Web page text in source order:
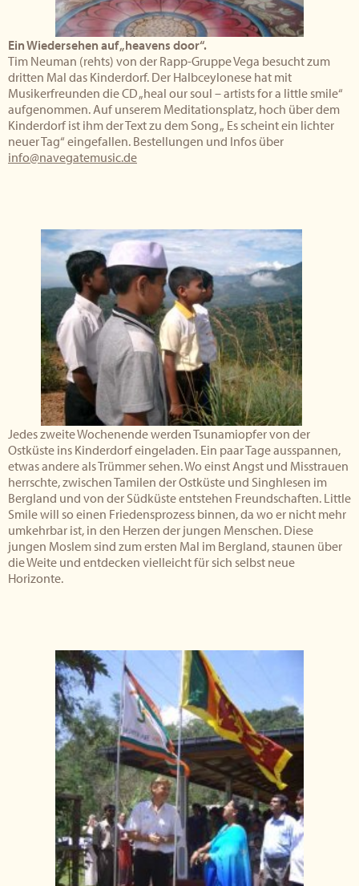
Ein Wiedersehen auf „heavens door“.
Tim Neuman (rehts) von der Rapp-Gruppe Vega besucht zum
dritten Mal das Kinderdorf. Der Halbceylonese hat mit
Musikerfreunden die CD „heal our soul – artists for a little smile“
aufgenommen. Auf unserem Meditationsplatz, hoch über dem
Kinderdorf ist ihm der Text zu dem Song „ Es scheint ein lichter
neuer Tag“ eingefallen. Bestellungen und Infos über
info@navegatemusic.de
Jedes zweite Wochenende werden Tsunamiopfer von der
Ostküste ins Kinderdorf eingeladen. Ein paar Tage ausspannen,
etwas andere als Trümmer sehen. Wo einst Angst und Misstrauen
herrschte, zwischen Tamilen der Ostküste und Singhlesen im
Bergland und von der Südküste entstehen Freundschaften. Little
Smile will so einen Friedensprozess binnen, da wo er nicht mehr
umkehrbar ist, in den Herzen der jungen Menschen. Diese
jungen Moslem sind zum ersten Mal im Bergland, staunen über
die Weite und entdecken vielleicht für sich selbst neue
Horizonte.